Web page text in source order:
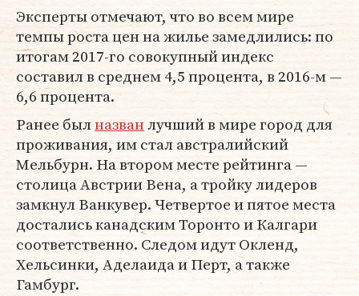
Эксперты отмечают, что во всем мире
темпы роста цен на жилье замедлились: по
итогам 2017-го совокупный индекс
составил в среднем 4,5 процента, в 2016-м —
6,6 процента.
Ранее былназванлучший в мире город для
проживания, им стал австралийский
Мельбурн. На втором месте рейтинга —
столица Австрии Вена, а тройку лидеров
замкнул Ванкувер. Четвертое и пятое места
достались канадским Торонто и Калгари
соответственно. Следом идут Окленд,
Хельсинки, Аделаида и Перт, а также
Гамбург.